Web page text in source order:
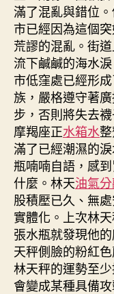
滿了混亂與錯位
市已經因為這個
荒謬的混亂。街
流下鹹鹹的海水
市低窪處已經形
族，嚴格遵守著
步，否則將失去
摩羯座正水箱水
滿了已經潮濕的
瓶喃喃自語，感
什麼。林天油氣
股積壓已久、無
實體化。上次林
張水瓶就發現他
天秤側臉的粉紅
林天秤的運勢至
會變成某種具備